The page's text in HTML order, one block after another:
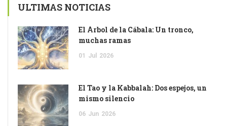
ULTIMAS NOTICIAS
El Árbol de la Cábala: Un tronco,
muchas ramas
01 Jul 2026
El Tao y la Kabbalah: Dos espejos, un
mismo silencio
06 Jun 2026